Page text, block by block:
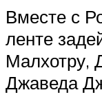
Вместе с
ленте
Малхотру,
Джаведа